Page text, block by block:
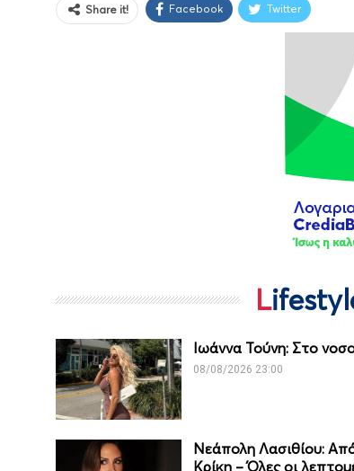
Share it! Facebook Twitter
Ιωάννα Τούνη: Στο
08/08/2026 23:00
Νεάπολη Λασιθίου:
Κρίκη – Όλες οι